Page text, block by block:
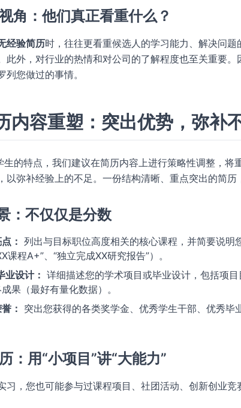
角：他们真正看重什么？
经验简历时，往往更看重候选人的学习能力、解决问
此外，对行业的热情和对公司的了解程度也至关重要
列您做过的事情。
内容重塑：突出优势，弥补
生的特点，我们建议在简历内容上进行策略性调整，
以弥补经验上的不足。一份结构清晰、重点突出的简历
：不仅仅是分数
： 列出与目标职位高度相关的核心课程，并简要说
课程A+”、“独立完成XX研究报告”）。
业设计： 详细描述您的学术项目或毕业设计，包括项
果（最好有量化数据）。
： 突出您获得的各类奖学金、优秀学生干部、优秀
：用“小项目”讲“大能力”
习，您也可能参与过课程项目、社团活动、创新创业